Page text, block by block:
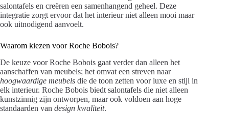
salontafels en creëren een samenhangend geheel. Deze
integratie zorgt ervoor dat het interieur niet alleen mooi maar
ook uitnodigend aanvoelt.
Waarom kiezen voor Roche Bobois?
De keuze voor Roche Bobois gaat verder dan alleen het
aanschaffen van meubels; het omvat een streven naar
hoogwaardige meubels die de toon zetten voor luxe en stijl in
elk interieur. Roche Bobois biedt salontafels die niet alleen
kunstzinnig zijn ontworpen, maar ook voldoen aan hoge
standaarden van design kwaliteit.